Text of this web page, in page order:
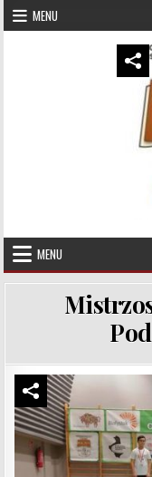
Skip to content
MENU
UKS Hubal
MENU